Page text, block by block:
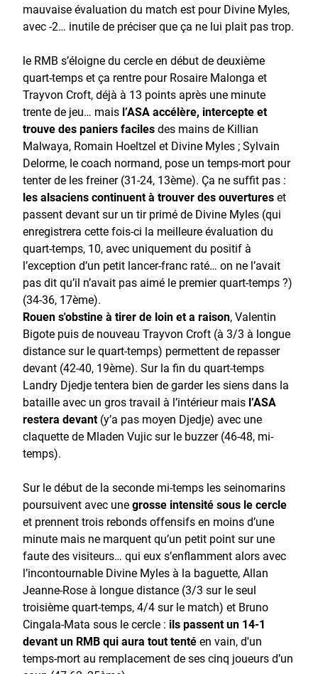
mauvaise évaluation du match est pour Divine Myles,
avec -2… inutile de préciser que ça ne lui plait pas trop.
le RMB s’éloigne du cercle en début de deuxième
quart-temps et ça rentre pour Rosaire Malonga et
Trayvon Croft, déjà à 13 points après une minute
trente de jeu… mais l’ASA accélère, intercepte et
trouve des paniers facilesdes mains de Killian
Malwaya, Romain Hoeltzel et Divine Myles ; Sylvain
Delorme, le coach normand, pose un temps-mort pour
tenter de les freiner (31-24, 13ème). Ça ne suffit pas :
les alsaciens continuent à trouver des ouvertureset
passent devant sur un tir primé de Divine Myles (qui
enregistrera cette fois-ci la meilleure évaluation du
quart-temps, 10, avec uniquement du positif à
l’exception d’un petit lancer-franc raté… on ne l’avait
pas dit qu’il n’avait pas aimé le premier quart-temps ?)
(34-36, 17ème).
Rouen s'obstine à tirer de loin et a raison, Valentin
Bigote puis de nouveau Trayvon Croft (à 3/3 à longue
distance sur le quart-temps) permettent de repasser
devant (42-40, 19ème). Sur la fin du quart-temps
Landry Djedje tentera bien de garder les siens dans la
bataille avec un gros travail à l’intérieur mais l’ASA
restera devant(y’a pas moyen Djedje) avec une
claquette de Mladen Vujic sur le buzzer (46-48, mi-
temps).
Sur le début de la seconde mi-temps les seinomarins
poursuivent avec unegrosse intensité sous le cercle
et prennent trois rebonds offensifs en moins d’une
minute mais ne marquent qu’un petit point sur une
faute des visiteurs… qui eux s’enflamment alors avec
l’incontournable Divine Myles à la baguette, Allan
Jeanne-Rose à longue distance (3/3 sur le seul
troisième quart-temps, 4/4 sur le match) et Bruno
Cingala-Mata sous le cercle : ils passent un 14-1
devant un RMB qui aura tout tentéen vain, d'un
temps-mort au remplacement de ses cinq joueurs d’un